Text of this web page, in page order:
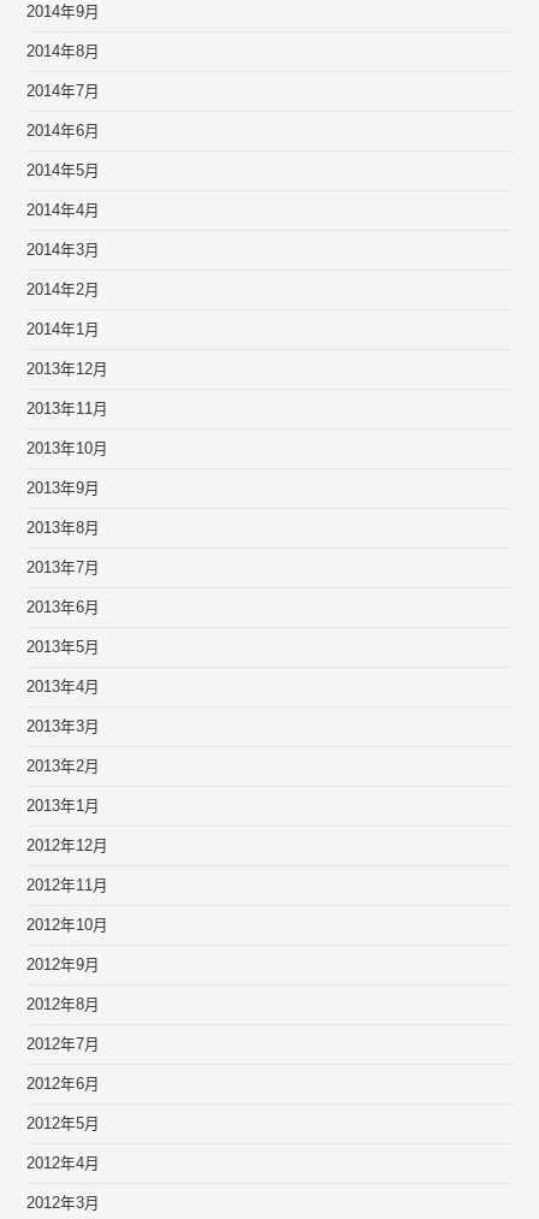
2014年9月
2014年8月
2014年7月
2014年6月
2014年5月
2014年4月
2014年3月
2014年2月
2014年1月
2013年12月
2013年11月
2013年10月
2013年9月
2013年8月
2013年7月
2013年6月
2013年5月
2013年4月
2013年3月
2013年2月
2013年1月
2012年12月
2012年11月
2012年10月
2012年9月
2012年8月
2012年7月
2012年6月
2012年5月
2012年4月
2012年3月